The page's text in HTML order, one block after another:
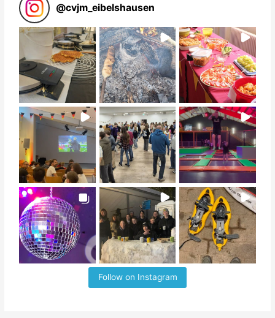
@cvjm_eibelshausen
Follow on Instagram